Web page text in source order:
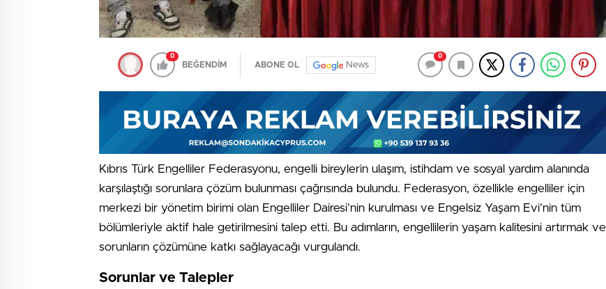
0
BEĞENDİM ABONE OL News
0
Kıbrıs Türk Engelliler Federasyonu, engelli bireylerin ulaşım, istihdam ve sosyal yardım alanında
karşılaştığı sorunlara çözüm bulunması çağrısında bulundu. Federasyon, özellikle engelliler için
merkezi bir yönetim birimi olan Engelliler Dairesi’nin kurulması ve Engelsiz Yaşam Evi’nin tüm
bölümleriyle aktif hale getirilmesini talep etti. Bu adımların, engellilerin yaşam kalitesini artırmak ve
sorunların çözümüne katkı sağlayacağı vurgulandı.
Sorunlar ve Talepler